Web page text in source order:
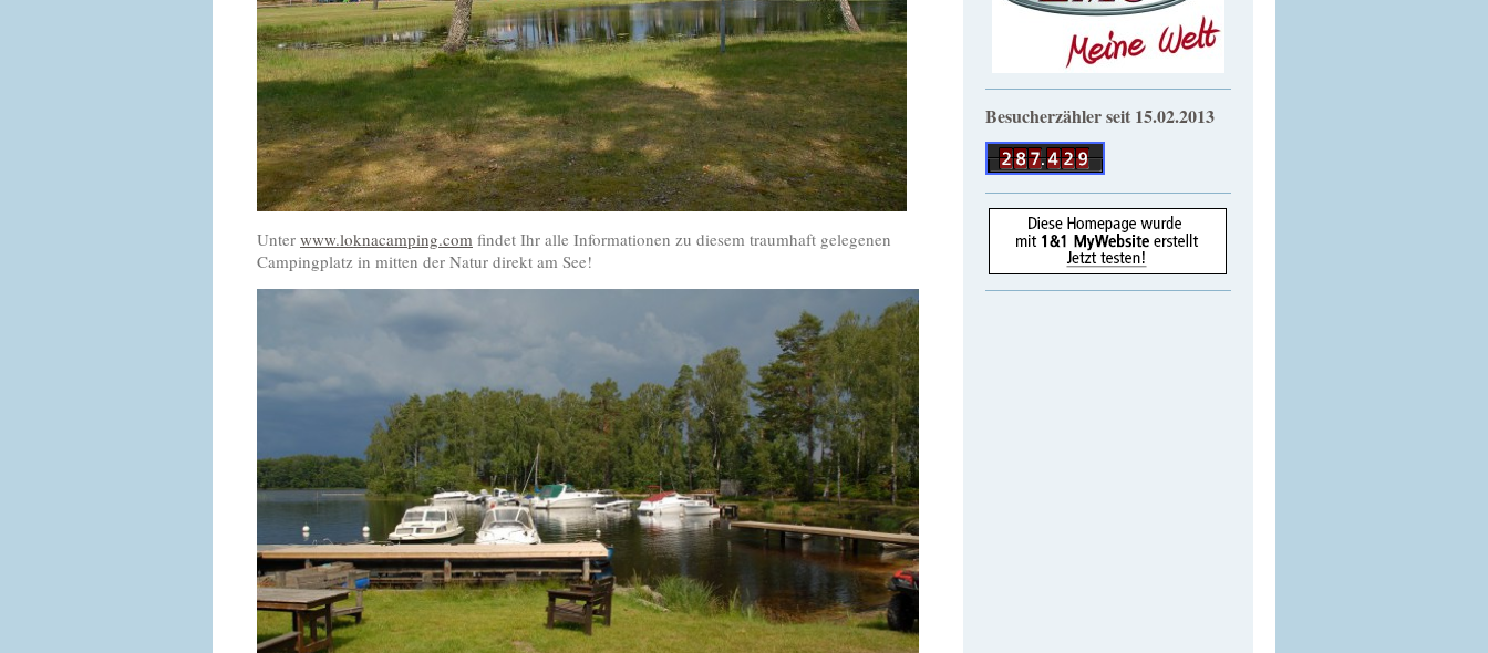
Unter www.loknacamping.com findet Ihr alle Informationen zu diesem traumhaft gelegenen
Campingplatz in mitten der Natur direkt am See!
Besucherzähler seit 15.02.2013